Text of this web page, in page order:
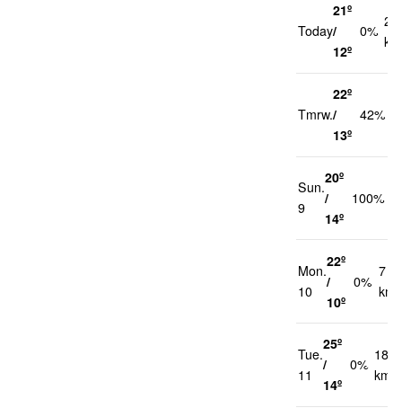
Today
21º
/
12º
0%
21
Tmrw.
22º
/
13º
42%
Sun.
9
20º
/
14º
100%
Mon.
10
22º
/
10º
0%
7
Tue.
11
25º
/
14º
0%
18
km/h